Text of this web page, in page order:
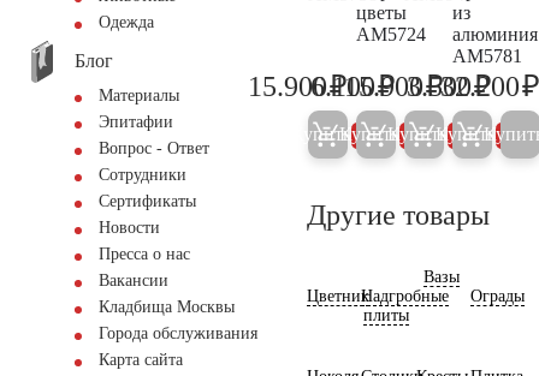
Одежда
Блог
Материалы
Эпитафии
Вопрос - Ответ
Сотрудники
Сертификаты
Новости
Пресса о нас
Вакансии
Кладбища Москвы
Города обслуживания
Карта сайта
16.700
15.900₽
Купить 5%
цветы
AM5724
6.400
6.100₽
Купить 5%
16.700
15.900₽
Купить 5%
из
алюминия
AM5781
3.700
3.500₽
Купить 5%
32.200₽
Другие товары
ЦветникНадгробные
плиты
Вазы
Ограды